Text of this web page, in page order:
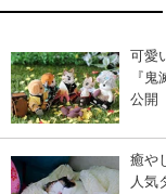
可愛
『
公開
癒や
人気